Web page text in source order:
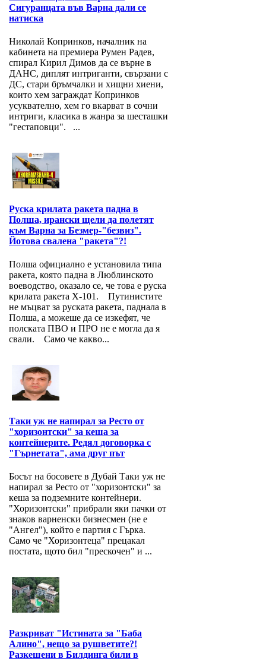
Сигуранцата във Варна дали се
натиска
Николай Копринков, началник на
кабинета на премиера Румен Радев,
спирал Кирил Димов да се върне в
ДАНС, диплят интриганти, свързани с
ДС, стари бръмчалки и хищни хиени,
които хем заграждат Копринков
усуквателно, хем го вкарват в сочни
интриги, класика в жанра за шесташки
"гестаповци". ...
Руска крилата ракета падна в
Полша, ирански щели да полетят
към Варна за Безмер-"безвиз".
Йотова свалена "ракета"?!
Полша официално е установила типа
ракета, която падна в Люблинското
воеводство, оказало се, че това е руска
крилата ракета Х-101. Путинистите
не мъцват за руската ракета, паднала в
Полша, а можеше да се изкефят, че
полската ПВО и ПРО не е могла да я
свали. Само че какво...
Таки уж не напирал за Ресто от
"хоризонтски" за кеша за
контейнерите. Редял договорка с
"Гърнетата", ама друг път
Босът на босовете в Дубай Таки уж не
напирал за Ресто от "хоризонтски" за
кеша за подземните контейнери.
"Хоризонтски" прибрали яки пачки от
знаков варненски бизнесмен (не е
"Ангел"), който е партия с Гърка.
Само че "Хоризонтеца" прецакал
постата, щото бил "прескочен" и ...
Разкриват "Истината за "Баба
Алино", нещо за рушветите?!
Разкешени в Билдинга били в